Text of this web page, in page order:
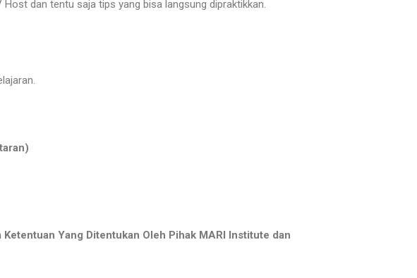
dan tentu saja tips yang bisa langsung dipraktikkan.
Yang Ditentukan Oleh Pihak MARI Institute dan